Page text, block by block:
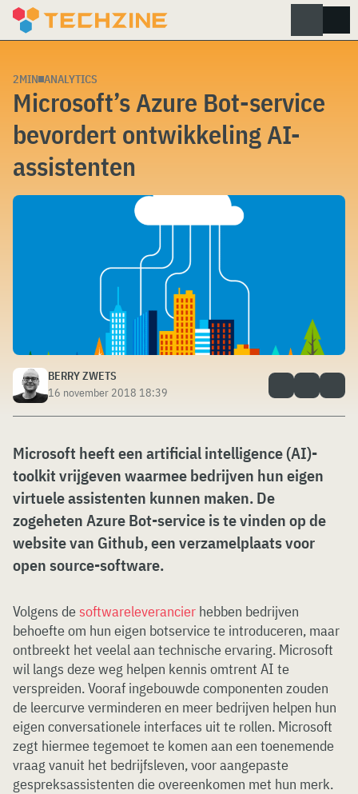
Skip
2MIN ANALYTICS
Microsoft’s Azure Bot-service
bevordert ontwikkeling AI-
assistenten
BERRY ZWETS
16 november 2018 18:39
Microsoft heeft een artificial intelligence (AI)-
toolkit vrijgeven waarmee bedrijven hun eigen
virtuele assistenten kunnen maken. De
zogeheten Azure Bot-service is te vinden op de
website van Github, een verzamelplaats voor
open source-software.
Volgens desoftwareleverancier hebben bedrijven
behoefte om hun eigen botservice te introduceren, maar
ontbreekt het veelal aan technische ervaring. Microsoft
wil langs deze weg helpen kennis omtrent AI te
verspreiden. Vooraf ingebouwde componenten zouden
de leercurve verminderen en meer bedrijven helpen hun
eigen conversationele interfaces uit te rollen. Microsoft
zegt hiermee tegemoet te komen aan een toenemende
vraag vanuit het bedrijfsleven, voor aangepaste
gespreksassistenten die overeenkomen met hun merk.